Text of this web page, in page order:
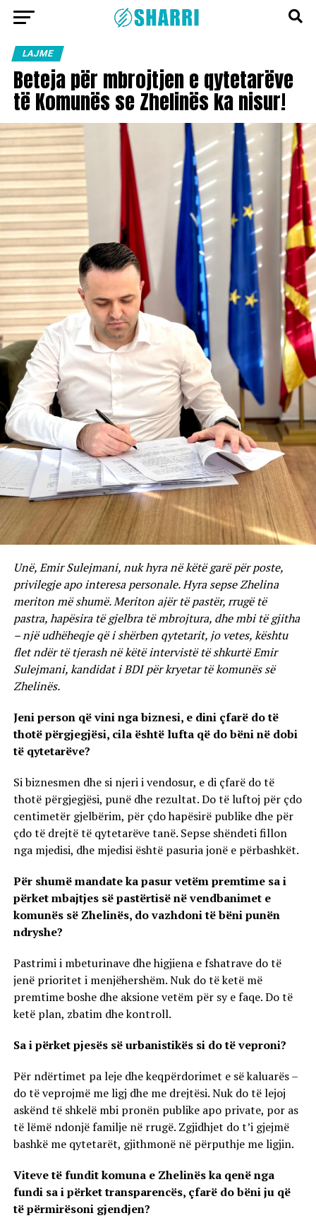
LAJME
Beteja për mbrojtjen e qytetarëve
të Komunës se Zhelinës ka nisur!
Unë, Emir Sulejmani, nuk hyra në këtë garë për poste,
privilegje apo interesa personale. Hyra sepse Zhelina
meriton më shumë. Meriton ajër të pastër, rrugë të
pastra, hapësira të gjelbra të mbrojtura, dhe mbi të gjitha
– një udhëheqje që i shërben qytetarit, jo vetes, kështu
flet ndër të tjerash në këtë intervistë të shkurtë Emir
Sulejmani, kandidat i BDI për kryetar të komunës së
Zhelinës.
Jeni person që vini nga biznesi, e dini çfarë do të
thotë përgjegjësi, cila është lufta që do bëni në dobi
të qytetarëve?
Si biznesmen dhe si njeri i vendosur, e di çfarë do të
thotë përgjegjësi, punë dhe rezultat. Do të luftoj për çdo
centimetër gjelbërim, për çdo hapësirë publike dhe për
çdo të drejtë të qytetarëve tanë. Sepse shëndeti fillon
nga mjedisi, dhe mjedisi është pasuria jonë e përbashkët.
Për shumë mandate ka pasur vetëm premtime sa i
përket mbajtjes së pastërtisë në vendbanimet e
komunës së Zhelinës, do vazhdoni të bëni punën
ndryshe?
Pastrimi i mbeturinave dhe higjiena e fshatrave do të
jenë prioritet i menjëhershëm. Nuk do të ketë më
premtime boshe dhe aksione vetëm për sy e faqe. Do të
ketë plan, zbatim dhe kontroll.
Sa i përket pjesës së urbanistikës si do të veproni?
Për ndërtimet pa leje dhe keqpërdorimet e së kaluarës –
do të veprojmë me ligj dhe me drejtësi. Nuk do të lejoj
askënd të shkelë mbi pronën publike apo private, por as
të lëmë ndonjë familje në rrugë. Zgjidhjet do t’i gjejmë
bashkë me qytetarët, gjithmonë në përputhje me ligjin.
Viteve të fundit komuna e Zhelinës ka qenë nga
fundi sa i përket transparencës, çfarë do bëni ju që
të përmirësoni gjendjen?